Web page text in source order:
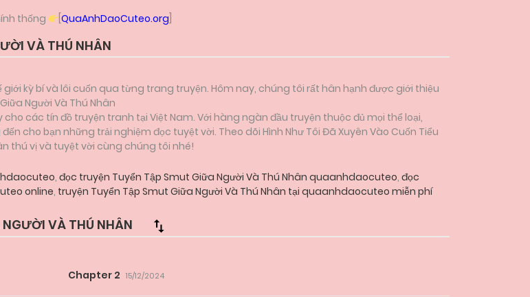
thống [QuaAnhDaoCuteo.org
VÀ THÚ NHÂN
kỳ bí và lôi cuốn qua từng trang truyện. Hôm nay, chúng tôi rất hân hạnh được giới thiệu
Người Và Thú Nhân
các tín đồ truyện tranh tại Việt Nam. Với hàng ngàn đầu truyện thuộc đủ mọi thể loại,
cho bạn những trải nghiệm đọc tuyệt vời. Theo dõi Hình Như Tôi Đã Xuyên Vào Cuốn Tiểu
thú vị và tuyệt vời cùng chúng tôi nhé!
, đọc truyện Tuyển Tập Smut Giữa Người Và Thú Nhân quaanhdaocuteo, đọc
online, truyện Tuyển Tập Smut Giữa Người Và Thú Nhân tại quaanhdaocuteo miễn phí
VÀ THÚ NHÂN
Chapter 2 15/12/2024